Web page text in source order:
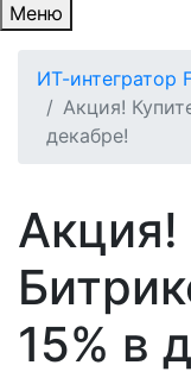
Меню
ИТ-интегратор
Акция!
декабре!
Акция!
15% в